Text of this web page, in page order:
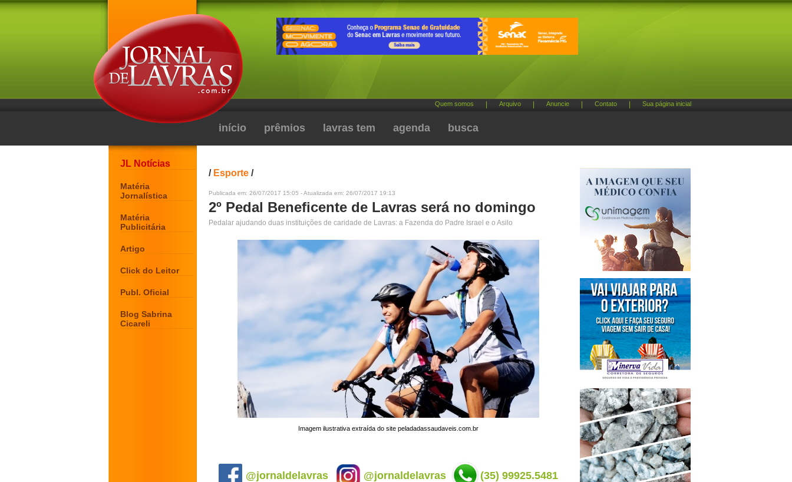
Quem somos Arquivo Anuncie Contato Sua página inicial
início prêmios lavras tem agenda busca
JL Notícias
Matéria
Jornalística
Matéria
Publicitária
Artigo
Click do Leitor
Publ. Oficial
Blog Sabrina
Cicareli
/ Esporte /
Publicada em: 26/07/2017 15:05 - Atualizada em: 26/07/2017 19:13
2º Pedal Beneficente de Lavras será no domingo
Pedalar ajudando duas instituições de caridade de Lavras: a Fazenda do Padre Israel e o Asilo
Imagem ilustrativa extraída do site peladadassaudaveis.com.br
@jornaldelavras @jornaldelavras (35) 99925.5481